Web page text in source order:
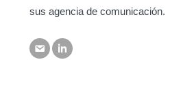
sus agencia de comunicación.